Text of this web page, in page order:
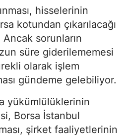
hisselerinin
kotundan çıkarılacağı
sorunların
süre giderilememesi
olarak işlem
gündeme gelebiliyor.
yükümlülüklerinin
Borsa İstanbul
şirket faaliyetlerinin